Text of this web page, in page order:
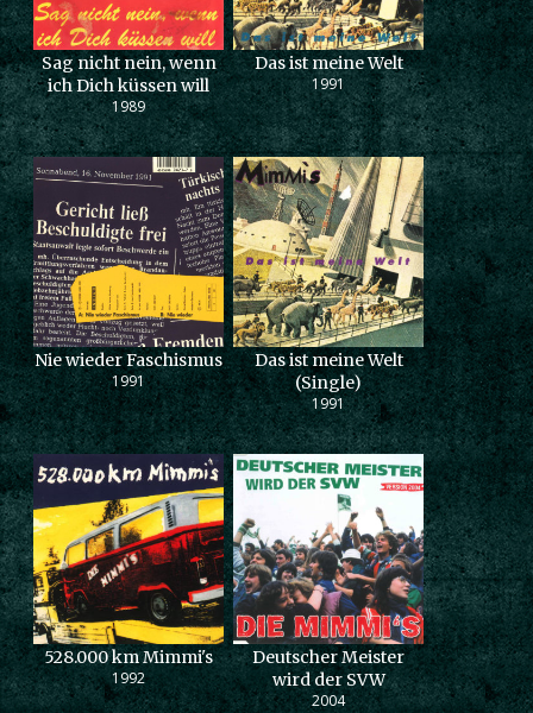
Sag nicht nein, wenn
ich Dich küssen will
1989
Das ist meine Welt
1991
Nie wieder Faschismus
1991
Das ist meine Welt
(Single)
1991
528.000 km Mimmi's
1992
Deutscher Meister
wird der SVW
2004